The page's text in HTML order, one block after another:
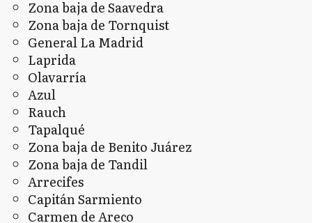
Zona baja de Saavedra
Zona baja de Tornquist
General La Madrid
Laprida
Olavarría
Azul
Rauch
Tapalqué
Zona baja de Benito Juárez
Zona baja de Tandil
Arrecifes
Capitán Sarmiento
Carmen de Areco